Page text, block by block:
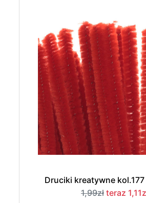
Druciki kreatywne
1,99zł teraz